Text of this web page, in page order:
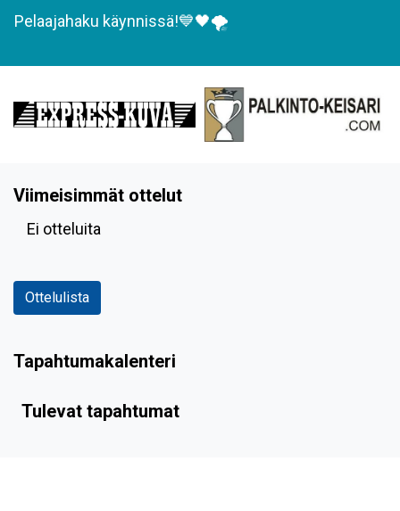
Pelaajahaku käynnissä!💙🖤🌪
Viimeisimmät ottelut
Ei otteluita
Ottelulista
Tapahtumakalenteri
Tulevat tapahtumat